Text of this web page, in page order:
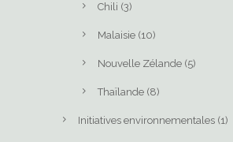
Chili (3)
Malaisie (10)
Nouvelle Zélande (5)
Thaïlande (8)
Initiatives environnementales (1)